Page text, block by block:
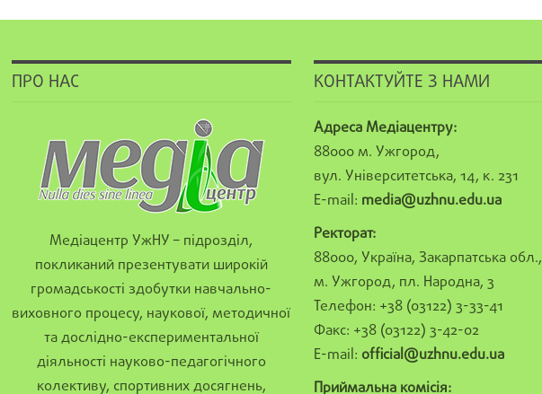
ПРО НАС
Медіацентр УжНУ – підрозділ,
покликаний презентувати широкій
громадськості здобутки навчально-
виховного процесу, наукової, методичної
та дослідно-експериментальної
діяльності науково-педагогічного
колективу, спортивних досягнень,
КОНТАКТУЙТЕ З НАМИ
Адреса Медіацентру:
88000 м. Ужгород,
вул. Університетська, 14, к. 231
E-mail: media@uzhnu.edu.ua
Ректорат:
88000, Україна, Закарпатська обл.,
м. Ужгород, пл. Народна, 3
Телефон: +38 (03122) 3-33-41
Факс: +38 (03122) 3-42-02
E-mail: official@uzhnu.edu.ua
Приймальна комісія: